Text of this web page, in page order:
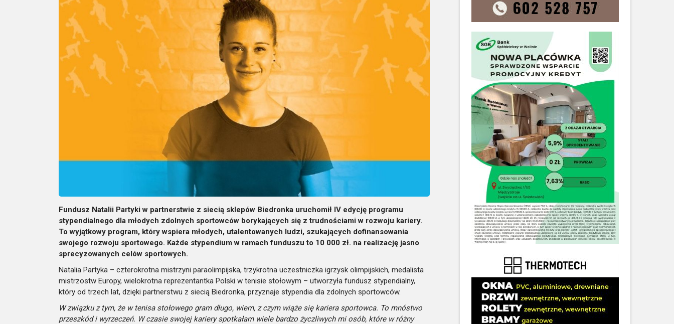
Fundusz Natalii Partyki w partnerstwie z siecią sklepów Biedronka uruchomił IV edycję programu
stypendialnego dla młodych zdolnych sportowców borykających się z trudnościami w rozwoju kariery.
To wyjątkowy program, który wspiera młodych, utalentowanych ludzi, szukających dofinansowania
swojego rozwoju sportowego. Każde stypendium w ramach funduszu to 10 000 zł. na realizację jasno
sprecyzowanych celów sportowych.
Natalia Partyka – czterokrotna mistrzyni paraolimpijska, trzykrotna uczestniczka igrzysk olimpijskich, medalista
mistrzostw Europy, wielokrotna reprezentantka Polski w tenisie stołowym – utworzyła fundusz stypendialny,
który od trzech lat, dzięki partnerstwu z siecią Biedronka, przyznaje stypendia dla zdolnych sportowców.
W związku z tym, że w tenisa stołowego gram długo, wiem, z czym wiąże się kariera sportowca. To mnóstwo
przeszkód i wyrzeczeń. W czasie swojej kariery spotkałam wiele bardzo życzliwych mi osób, które w różny